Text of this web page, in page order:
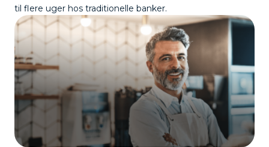
til flere uger hos traditionelle banker.